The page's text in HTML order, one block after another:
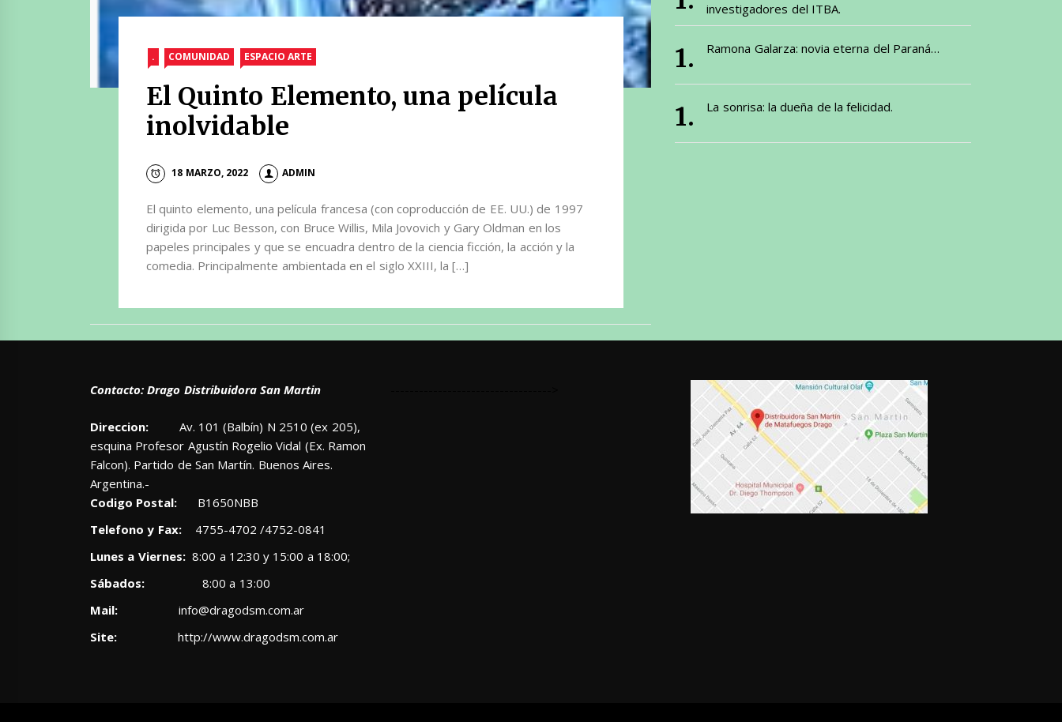
. COMUNIDAD ESPACIO ARTE
El Quinto Elemento, una película
inolvidable
18 MARZO, 2022 ADMIN
El quinto elemento, una película francesa (con coproducción de EE. UU.) de 1997
dirigida por Luc Besson, con Bruce Willis, Mila Jovovich y Gary Oldman en los
papeles principales y que se encuadra dentro de la ciencia ficción, la acción y la
comedia. Principalmente ambientada en el siglo XXIII, la […]
investigadores del ITBA.
Ramona Galarza: novia eterna del Paraná…
La sonrisa: la dueña de la felicidad.
Contacto: Drago Distribuidora San Martin
Direccion: Av. 101 (Balbín) N 2510 (ex 205),
esquina Profesor Agustín Rogelio Vidal (Ex. Ramon
Falcon). Partido de San Martín. Buenos Aires.
Argentina.-
Codigo Postal: B1650NBB
Telefono y Fax:4755-4702 /4752-0841
Lunes a Viernes:8:00 a 12:30 y 15:00 a 18:00;
Sábados: 8:00 a 13:00
Mail:
info@dragodsm.com.ar
Site:
http://www.dragodsm.com.ar